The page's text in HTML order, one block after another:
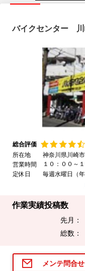
バイクセンター
総合評価
所在地
神奈川県川崎
営業時間
１０：００～
定休日
毎週水曜日（年
作業実績投稿数
先月：
総数：
メンテ問合せ